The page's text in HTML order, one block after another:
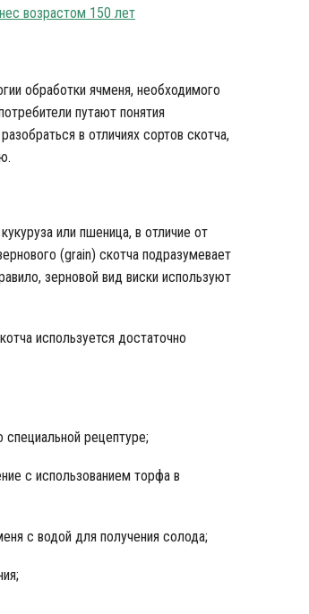
возрастом 150 лет
обработки ячменя, необходимого
путают понятия
в отличиях сортов скотча,
или пшеница, в отличие от
(grain) скотча подразумевает
зерновой вид виски используют
используется достаточно
рецептуре;
с использованием торфа в
с водой для получения солода;